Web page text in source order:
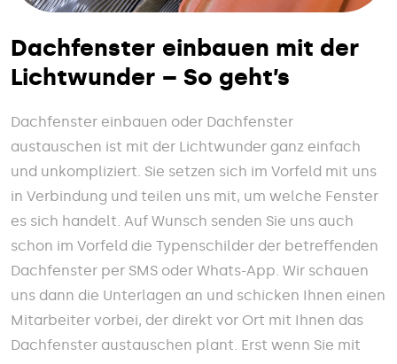
Dachfenster einbauen mit der
Lichtwunder – So geht’s
Dachfenster einbauen oder Dachfenster
austauschen ist mit der Lichtwunder ganz einfach
und unkompliziert. Sie setzen sich im Vorfeld mit uns
in Verbindung und teilen uns mit, um welche Fenster
es sich handelt. Auf Wunsch senden Sie uns auch
schon im Vorfeld die Typenschilder der betreffenden
Dachfenster per SMS oder Whats-App. Wir schauen
uns dann die Unterlagen an und schicken Ihnen einen
Mitarbeiter vorbei, der direkt vor Ort mit Ihnen das
Dachfenster austauschen plant. Erst wenn Sie mit